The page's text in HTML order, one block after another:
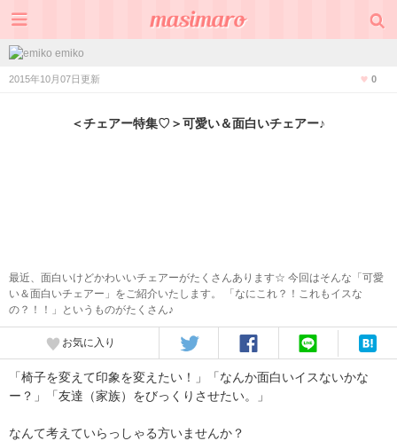
emiko
2015年10月07日更新 0
＜チェアー特集♡＞可愛い＆面白いチェアー♪
最近、面白いけどかわいいチェアーがたくさんあります☆ 今回はそんな「可愛
い＆面白いチェアー」をご紹介いたします。 「なにこれ？！これもイスな
の？！！」というものがたくさん♪
お気に入り
「椅子を変えて印象を変えたい！」「なんか面白いイスないかな
ー？」「友達（家族）をびっくりさせたい。」
なんて考えていらっしゃる方いませんか？